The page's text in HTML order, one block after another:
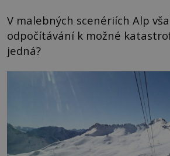
V malebných scenériích Alp
odpočítávání k možné
jedná?